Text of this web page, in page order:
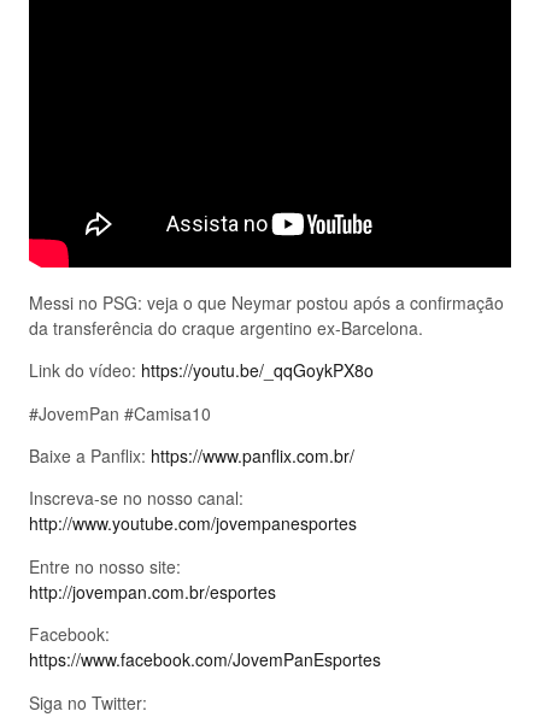
Messi no PSG: veja o que Neymar postou após a confirmação
da transferência do craque argentino ex-Barcelona.
Link do vídeo: https://youtu.be/_qqGoykPX8o
#JovemPan #Camisa10
Baixe a Panflix: https://www.panflix.com.br/
Inscreva-se no nosso canal:
http://www.youtube.com/jovempanesportes
Entre no nosso site:
http://jovempan.com.br/esportes
Facebook:
https://www.facebook.com/JovemPanEsportes
Siga no Twitter: